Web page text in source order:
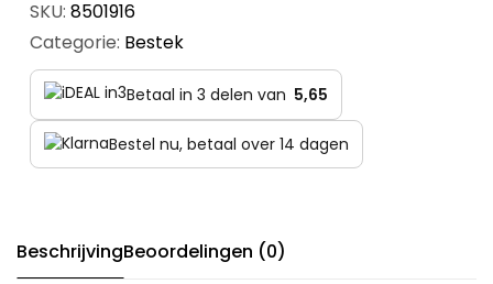
SKU: 8501916
Categorie: Bestek
Betaal in 3 delen van 5,65
Bestel nu, betaal over 14 dagen
BeschrijvingBeoordelingen (0)